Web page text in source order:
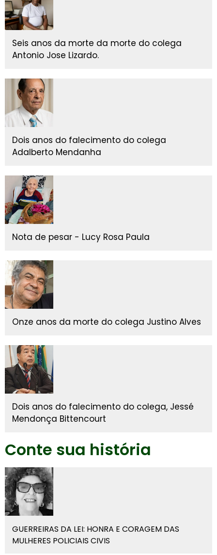
Seis anos da morte da morte do colega
Antonio Jose Lizardo.
Dois anos do falecimento do colega
Adalberto Mendanha
Nota de pesar - Lucy Rosa Paula
Onze anos da morte do colega Justino Alves
Dois anos do falecimento do colega, Jessé
Mendonça Bittencourt
Conte sua história
GUERREIRAS DA LEI: HONRA E CORAGEM DAS
MULHERES POLICIAIS CIVIS